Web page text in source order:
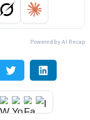
Powered by AI Recap